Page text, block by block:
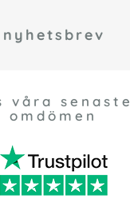
våra senaste
omdömen